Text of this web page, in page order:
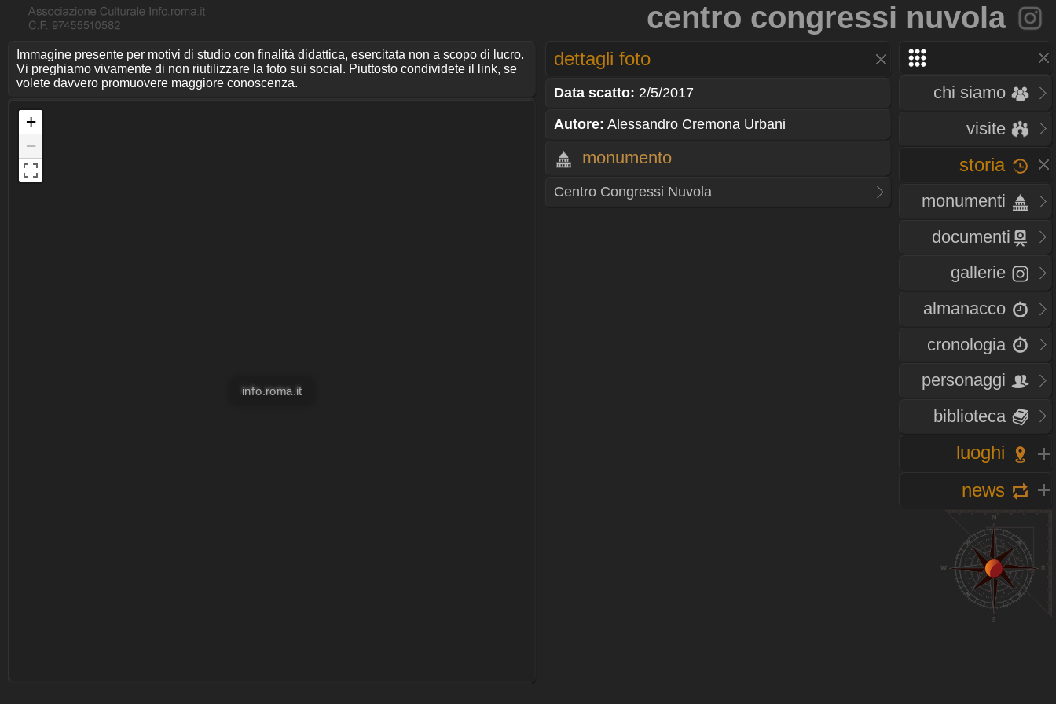
centro congressi nuvola
chi siamo
visite
storia
monumenti
documenti
gallerie
almanacco
cronologia
personaggi
biblioteca
luoghi
news
Immagine presente per motivi di studio con finalità didattica, esercitata non a scopo di lucro.
Vi preghiamo vivamente di non riutilizzare la foto sui social. Piuttosto condividete il link, se
volete davvero promuovere maggiore conoscenza.
+
−
info.roma.it
dettagli foto
Data scatto: 2/5/2017
Autore: Alessandro Cremona Urbani
monumento
Centro Congressi Nuvola